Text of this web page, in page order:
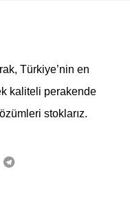
Türkiye’nin en
kaliteli perakende
stoklarız.